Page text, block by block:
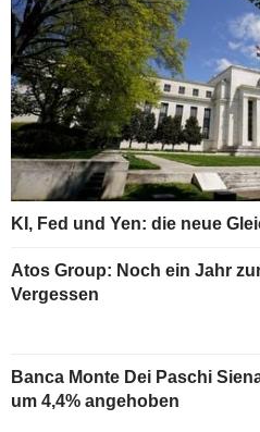
KI, Fed und Yen: die neue
Atos Group: Noch ein Jahr
Vergessen
Banca Monte Dei Paschi
um 4,4% angehoben